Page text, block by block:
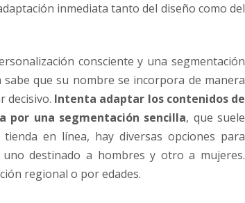
inmediata tanto del diseño como del
consciente y una segmentación
que su nombre se incorpora de manera
decisivo. Intenta adaptar los contenidos de
por una segmentación sencilla, que suele
en línea, hay diversas opciones para
destinado a hombres y otro a mujeres.
regional o por edades.